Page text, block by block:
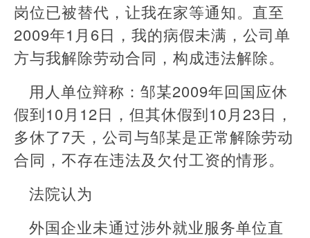
岗位已被替代，让我在家等通知。直至
2009年1月6日，我的病假未满，公司单
方与我解除劳动合同，构成违法解除。
用人单位辩称：邹某2009年回国应休
假到10月12日，但其休假到10月23日，
多休了7天，公司与邹某是正常解除劳动
合同，不存在违法及欠付工资的情形。
法院认为
外国企业未通过涉外就业服务单位直